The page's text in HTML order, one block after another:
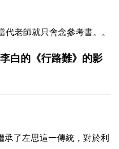
老師就只會念參考書。。
白的《行路難》的影
承了左思這一傳統，對於利